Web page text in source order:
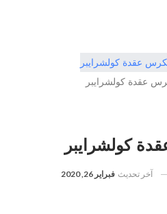
عقدة كولشرايبر
كولشرايبر
آخر تحديث فبراير 26, 2020